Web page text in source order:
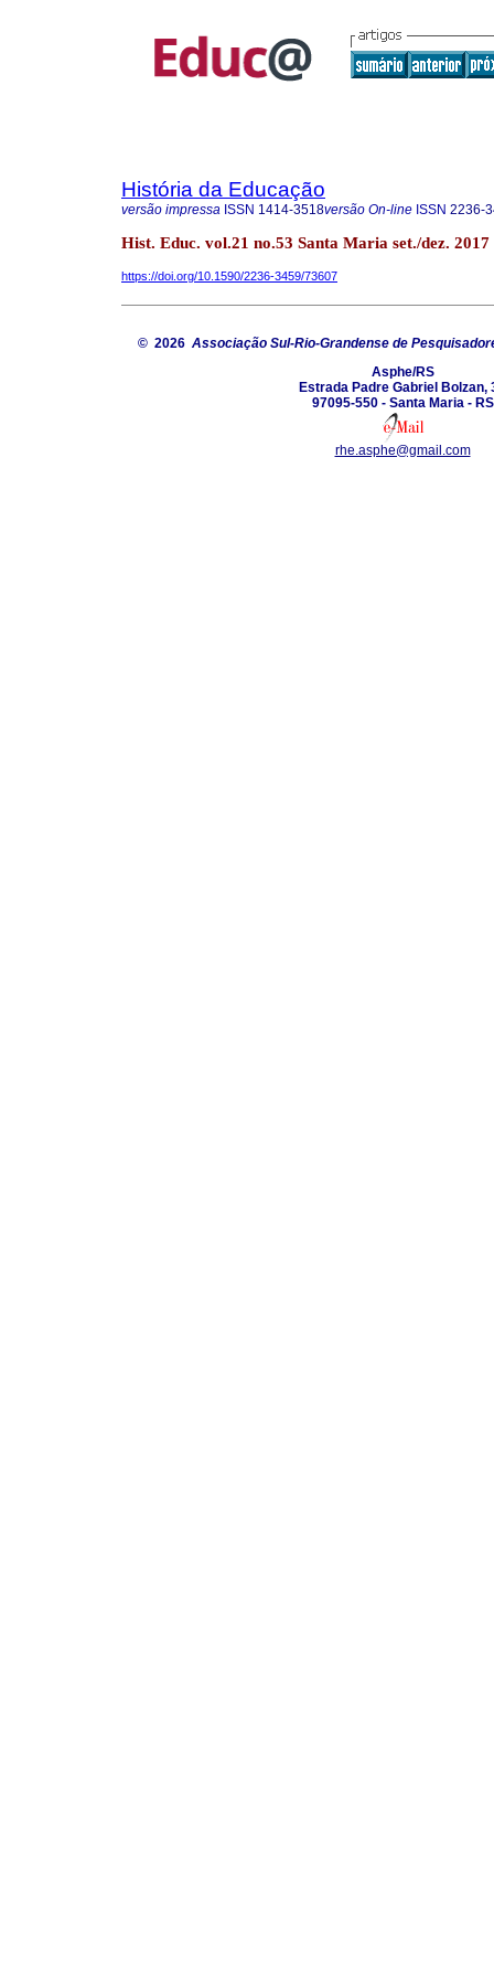
História da Educação
versão impressa ISSN 1414-3518versão On-line ISSN 2236-
Hist. Educ. vol.21 no.53 Santa Maria set./dez. 2017
https://doi.org/10.1590/2236-3459/73607
© 2026 Associação Sul-Rio-Grandense de
Asphe/RS
Estrada Padre Gabriel Bolzan,
97095-550 - Santa Maria - RS
rhe.asphe@gmail.com